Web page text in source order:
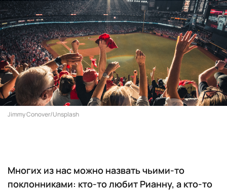
Jimmy Conover/Unsplash
Многих из нас можно назвать чьими-то
поклонниками: кто-то любит Рианну, а кто-то